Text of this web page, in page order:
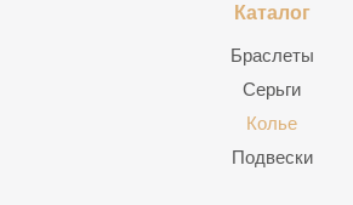
Каталог
Браслеты
Серьги
Колье
Подвески